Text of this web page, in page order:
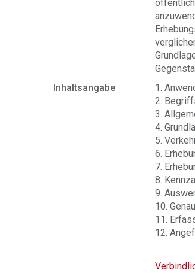
Inhaltsangabe
1.
2.
3.
4.
5.
6.
7.
8.
9.
10.
11.
12.